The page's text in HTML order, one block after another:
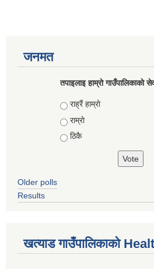
जनमत
तपाइलाइ हाम्राे गाउँपालिकाकाे
Choices
राह्रैं हाम्राे
राम्राे
ठिकै
Older polls
Results
खत्याड गाउँपालिकाकाे